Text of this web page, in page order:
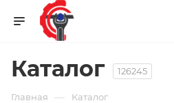
Каталог 126245
Главная — Каталог